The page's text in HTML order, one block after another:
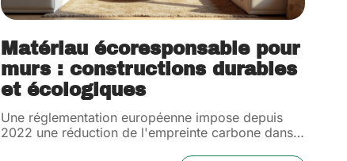
Matériau écoresponsable pour
murs : constructions durables
et écologiques
Une réglementation européenne impose depuis
2022 une réduction de l'empreinte carbone dans…